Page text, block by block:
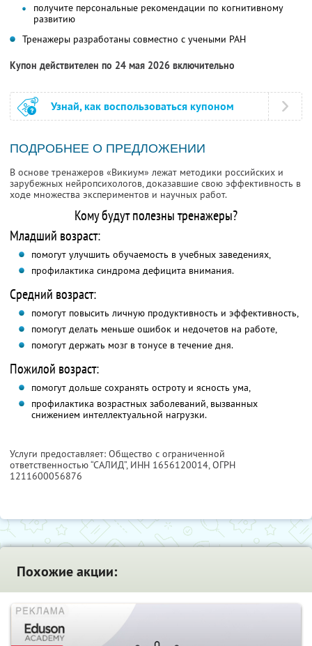
получите персональные рекомендации по когнитивному
развитию
Тренажеры разработаны совместно с учеными РАН
Купон действителен по 24 мая 2026 включительно
Узнай, как воспользоваться купоном
ПОДРОБНЕЕ О ПРЕДЛОЖЕНИИ
В основе тренажеров «Викиум» лежат методики российских и
зарубежных нейропсихологов, доказавшие свою эффективность в
ходе множества экспериментов и научных работ.
Кому будут полезны тренажеры?
Младший возраст:
помогут улучшить обучаемость в учебных заведениях,
профилактика синдрома дефицита внимания.
Средний возраст:
помогут повысить личную продуктивность и эффективность,
помогут делать меньше ошибок и недочетов на работе,
помогут держать мозг в тонусе в течение дня.
Пожилой возраст:
помогут дольше сохранять остроту и ясность ума,
профилактика возрастных заболеваний, вызванных
снижением интеллектуальной нагрузки.
Услуги предоставляет: Общество с ограниченной
ответственностью “САЛИД”, ИНН 1656120014, ОГРН
1211600056876
Похожие акции: